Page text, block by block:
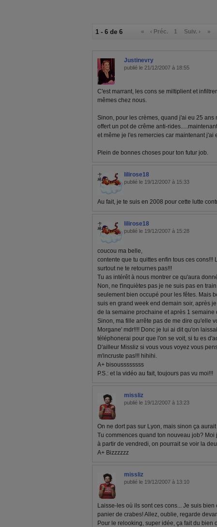
1 - 6 de 6 « ‹ Préc. 1 Suiv. › »
Justinevry
publié le 21/12/2007 à 18:55
C'est marrant, les cons se miltiplient et
mêmes chez nous.
Sinon, pour les crèmes, quand j'ai eu 25
offert un pot de crême anti-
et même je l'es remercies car maintenant
Plein de bonnes choses pour ton futur job.
lilirose18
publié le 19/12/2007 à 15:33
Au fait, je te suis en 2008 pour cette lutte
lilirose18
publié le 19/12/2007 à 15:28
coucou ma belle,
contente que tu quittes enfin tous ces cons!!!
surtout ne te retournes pas!!!
Tu as intérêt à nous montrer ce qu'aura
Non, ne t'inquiètes pas je ne suis pas en
seulement bien occupé pour les fêtes. Mais
suis en grand week end demain soir, après
de la semaine prochaine et après 1 semaine
Sinon, ma fille arrête pas de me dire qu'elle
Morgane' mdr!!!! Donc je lui ai dit qu'on
téléphonerai pour que l'on se voit, si tu es
D'ailleur Missliz si vous vous voyez vous
m'incruste pas!!! hihihi.
A+ bisoussssssss
P.S.: et la vidéo au fait, toujours pas vu moi!!!
missliz
publié le 19/12/2007 à 13:23
On ne dort pas sur Lyon, mais sinon ça
Tu commences quand ton nouveau job?
à partir de vendredi, on pourrait se voir la
A+ Bizzzzzz
missliz
publié le 19/12/2007 à 13:10
Laisse-les où ils sont ces cons... Je suis
panier de crabes! Allez, oublie, regarde
Pour le relooking, super idée, ça fait du bien